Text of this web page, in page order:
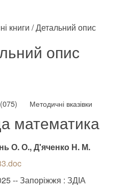
книги / Детальний опис
опис
Методичні вказівки
математика
О. О., Д'яченко Н. М.
-- Запоріжжя : ЗДІА